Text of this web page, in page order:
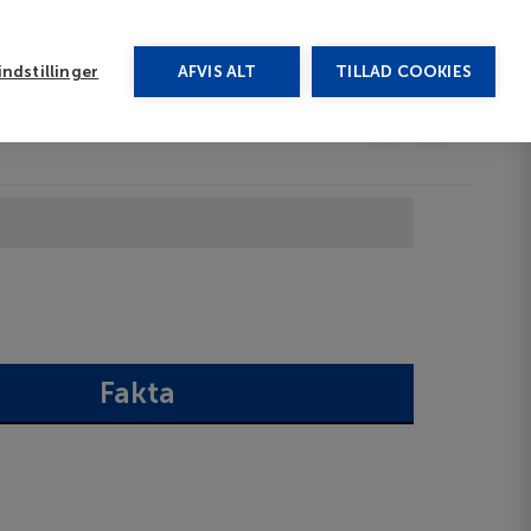
AFVIS ALT TILLAD COOKIES
Fakta